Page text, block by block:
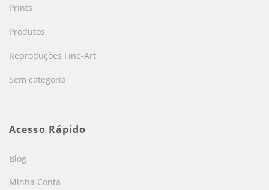
Prints
Produtos
Reproduções Fine-Art
Sem categoria
Acesso Rápido
Blog
Minha Conta